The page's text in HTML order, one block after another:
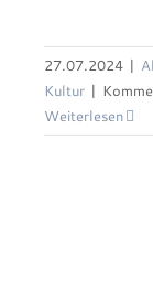
27.07.2024 |
Kultur |
Weiterlesen